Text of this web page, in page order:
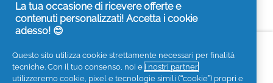
Seguici sui social
La tua occasione di ricevere offerte e
contenuti personalizzati! Accetta i cookie
adesso! 😊
Questo sito utilizza cookie strettamente necessari per finalità
tecniche. Con il tuo consenso, noi e i nostri partner
utilizzeremo cookie, pixel e tecnologie simili (“cookie”) propri e